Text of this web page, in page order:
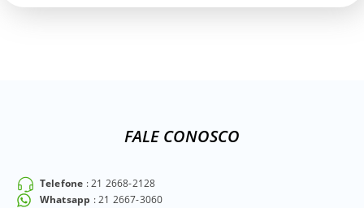
FALE CONOSCO
Telefone : 21 2668-2128
Whatsapp : 21 2667-3060